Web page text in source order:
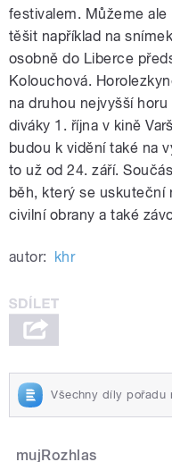
festivalem. Můžeme
těšit například na
osobně do Liberce
Kolouchová.
na druhou nejvyšší
diváky 1. října v kině
budou k vidění také na
to už od 24. září.
běh, který se uskuteční
civilní obrany a také
autor: khr
Všechny díly pořadu
mujRozhlas